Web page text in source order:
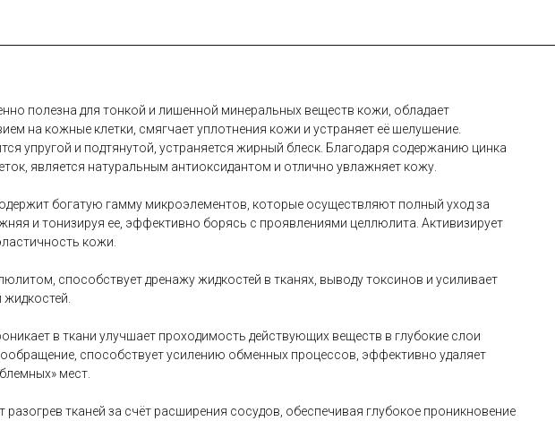
полезна для тонкой и лишенной минеральных веществ кожи, обладает
на кожные клетки, смягчает уплотнения кожи и устраняет её шелушение.
упругой и подтянутой, устраняется жирный блеск. Благодаря содержанию цинка
является натуральным антиоксидантом и отлично увлажняет кожу.
богатую гамму микроэлементов, которые осуществляют полный уход за
и тонизируя ее, эффективно борясь с проявлениями целлюлита. Активизирует
кожи.
способствует дренажу жидкостей в тканях, выводу токсинов и усиливает
в ткани улучшает проходимость действующих веществ в глубокие слои
способствует усилению обменных процессов, эффективно удаляет
мест.
разогрев тканей за счёт расширения сосудов, обеспечивая глубокое проникновение